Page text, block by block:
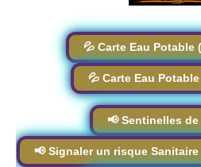
💦 Carte Eau Potable
💦 Carte Eau
📢 Sentinelles
📢 Signaler un risque Sanitaire